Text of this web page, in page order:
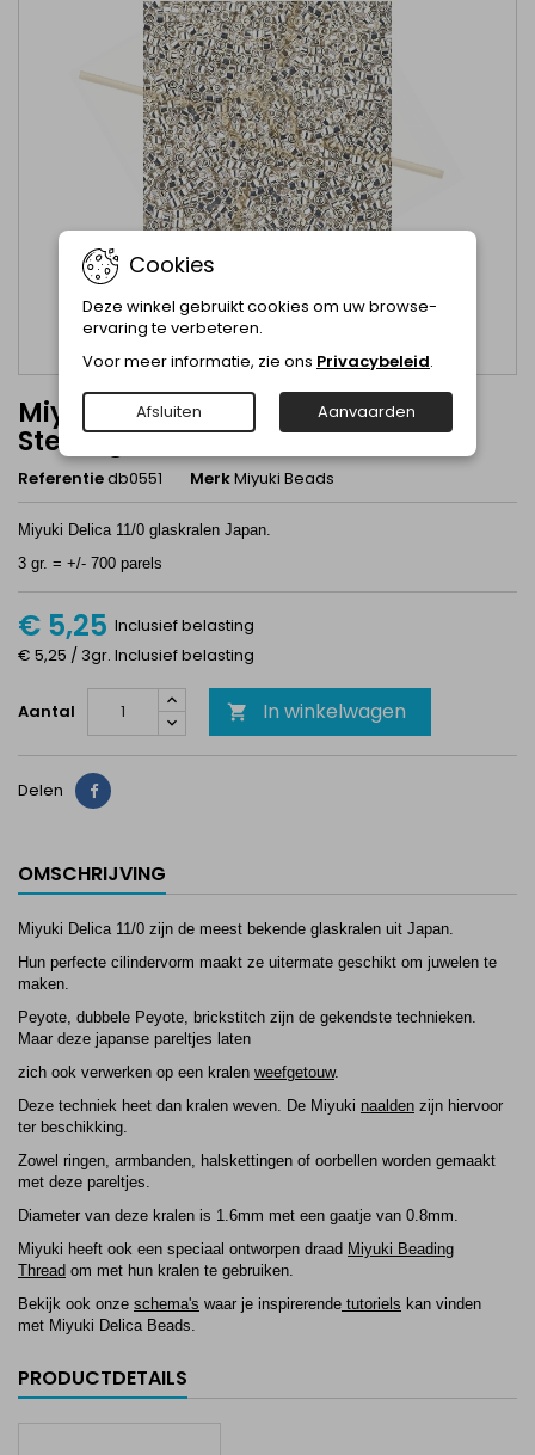
Miyuki Delica 11/0 5gr. Bright
Sterling db0551
Referentiedb0551 MerkMiyuki Beads
Miyuki Delica 11/0 glaskralen Japan.
3 gr. = +/- 700 parels
€ 5,25 Inclusief belasting
€ 5,25 / 3gr. Inclusief belasting
Aantal  In winkelwagen
Delen Delen
OMSCHRIJVING
Miyuki Delica 11/0 zijn de meest bekende glaskralen uit Japan.
Hun perfecte cilindervorm maakt ze uitermate geschikt om juwelen te
maken.
Peyote, dubbele Peyote, brickstitch zijn de gekendste technieken.
Maar deze japanse pareltjes laten
zich ook verwerken op een kralen weefgetouw.
Deze techniek heet dan kralen weven. De Miyuki naalden zijn hiervoor
ter beschikking.
Zowel ringen, armbanden, halskettingen of oorbellen worden gemaakt
met deze pareltjes.
Diameter van deze kralen is 1.6mm met een gaatje van 0.8mm.
Miyuki heeft ook een speciaal ontworpen draad Miyuki Beading
Thread om met hun kralen te gebruiken.
Bekijk ook onze schema's waar je inspirerende tutoriels kan vinden
met Miyuki Delica Beads.
PRODUCTDETAILS
Cookies
Deze winkel gebruikt cookies om uw browse-
ervaring te verbeteren.
Voor meer informatie, zie ons Privacybeleid.
Afsluiten Aanvaarden